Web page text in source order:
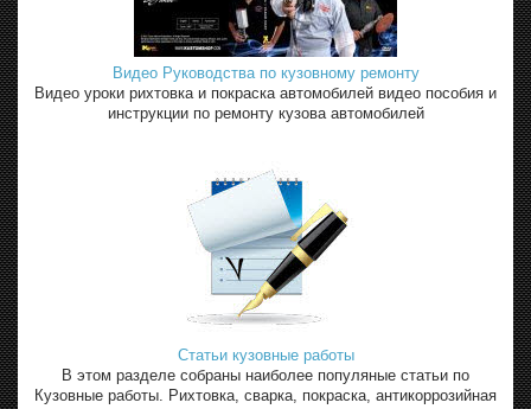
Видео Руководства по кузовному ремонту
Видео уроки рихтовка и покраска автомобилей видео пособия и
инструкции по ремонту кузова автомобилей
Статьи кузовные работы
В этом разделе собраны наиболее популяные статьи по
Кузовные работы. Рихтовка, сварка, покраска, антикоррозийная